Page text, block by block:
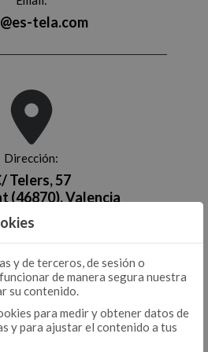
500 GR
FOULARD
ENCIMERA
ALGODÓN
50/50
AJUSTABLE
ALGODÓN
AJUSTABLE 50/50
LARGO ESPECIAL
NÓRDICA
NÓRDICA 50/50
ESTAMPADA
ALMOHADA
ALGODÓN
ALMOHADA 50/50
ESTAMPADA
ALGODÓN
tela.com
Dirección:
Telers, 57
(46870), Valencia
y de terceros, de sesión o
de manera segura nuestra
su contenido.
para medir y obtener datos de
y para ajustar el contenido a tus